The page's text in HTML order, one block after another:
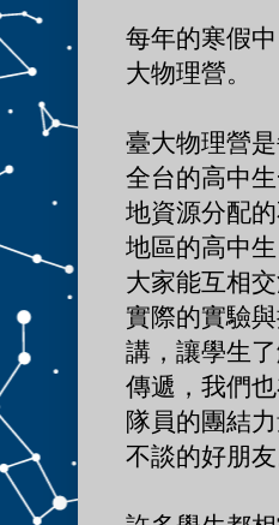
每年的寒假
大物理營。
臺大物理營
全台的高中
地資源分配
地區的高中
大家能互相
實際的實驗
講，讓學生
傳遞，我們
隊員的團結
不談的好朋友